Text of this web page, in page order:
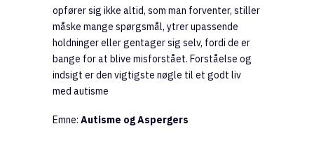
opfører sig ikke altid, som man forventer, stiller
måske mange spørgsmål, ytrer upassende
holdninger eller gentager sig selv, fordi de er
bange for at blive misforstået. Forståelse og
indsigt er den vigtigste nøgle til et godt liv
med autisme
Emne: Autisme og Aspergers